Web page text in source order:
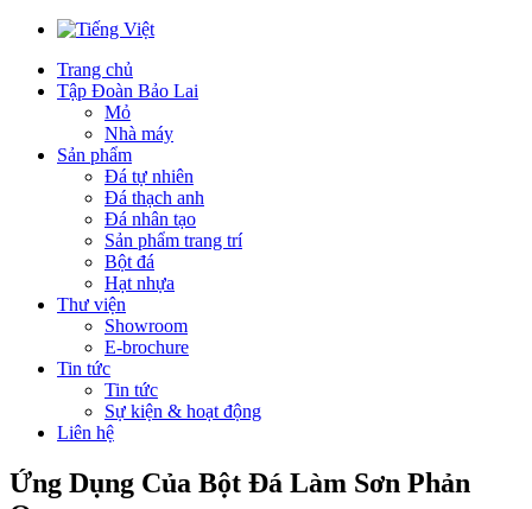
Trang chủ
Tập Đoàn Bảo Lai
Mỏ
Nhà máy
Sản phẩm
Đá tự nhiên
Đá thạch anh
Đá nhân tạo
Sản phẩm trang trí
Bột đá
Hạt nhựa
Thư viện
Showroom
E-brochure
Tin tức
Tin tức
Sự kiện & hoạt động
Liên hệ
Ứng Dụng Của Bột Đá Làm Sơn Phản